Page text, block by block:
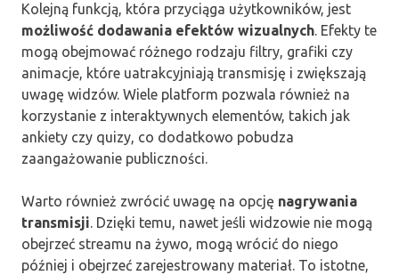
Kolejną funkcją, która przyciąga użytkowników, jest
możliwość dodawania efektów wizualnych. Efekty te
mogą obejmować różnego rodzaju filtry, grafiki czy
animacje, które uatrakcyjniają transmisję i zwiększają
uwagę widzów. Wiele platform pozwala również na
korzystanie z interaktywnych elementów, takich jak
ankiety czy quizy, co dodatkowo pobudza
zaangażowanie publiczności.
Warto również zwrócić uwagę na opcję nagrywania
transmisji. Dzięki temu, nawet jeśli widzowie nie mogą
obejrzeć streamu na żywo, mogą wrócić do niego
później i obejrzeć zarejestrowany materiał. To istotne,